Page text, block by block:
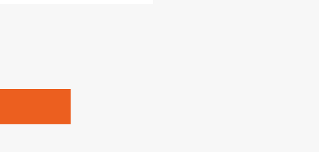
た場合、変更後のサービスを含
をいいます。
」「Biz/Zine」「HRzine」